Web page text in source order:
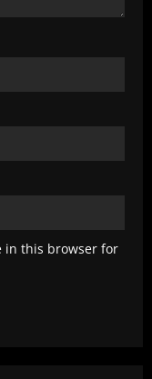
in this browser for